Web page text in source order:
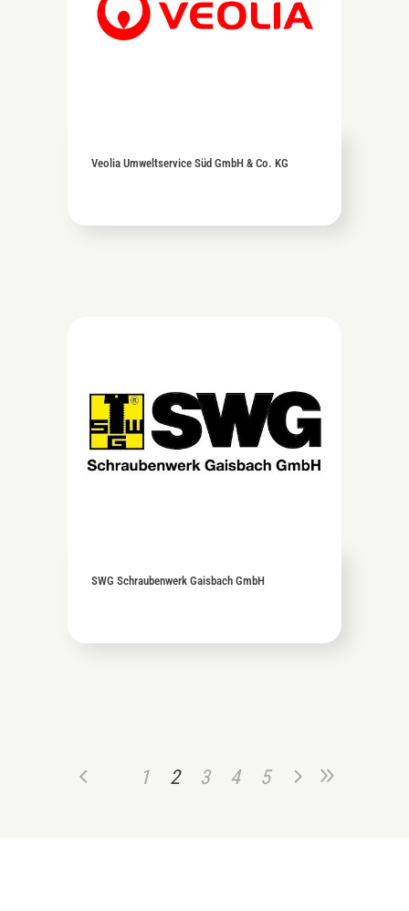
Veolia Umweltservice Süd GmbH & Co. KG
SWG Schraubenwerk Gaisbach GmbH
1 2 3 4 5